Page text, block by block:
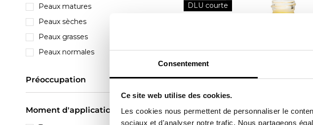
Consentement
Ce site web utilise des cookies.
Les cookies nous permettent de personnaliser le
sociaux et d'analyser notre trafic. Nous partageons
Provitamine B5
Huile végétale d'amande douce
Vitamine E
Huile végétale de cameline
Peaux matures
Peaux sèches
Peaux grasses
Peaux normales
Préoccupation
Moment d'application
DLU courte